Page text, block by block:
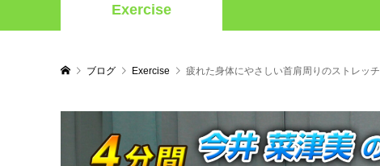
Exercise
ブログ Exercise 疲れた身体にやさしい首肩周りのストレッチ